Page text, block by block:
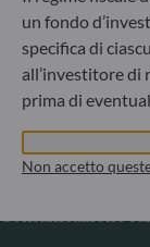
L-5365 Munsbach
Lussemburgo
+352 45 76 76 245
Società di
Registro
Comunicazione
un fondo
specifica di
all’investitore di
prima di
Non accetto